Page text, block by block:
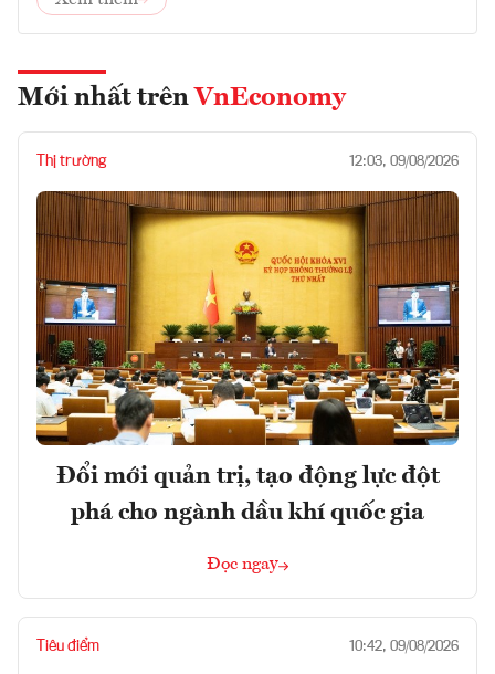
Mới nhất trên VnEconomy
Thị trường 12:03, 09/08/2026
Đổi mới quản trị, tạo động lực đột
phá cho ngành dầu khí quốc gia
Đọc ngay
Tiêu điểm 10:42, 09/08/2026